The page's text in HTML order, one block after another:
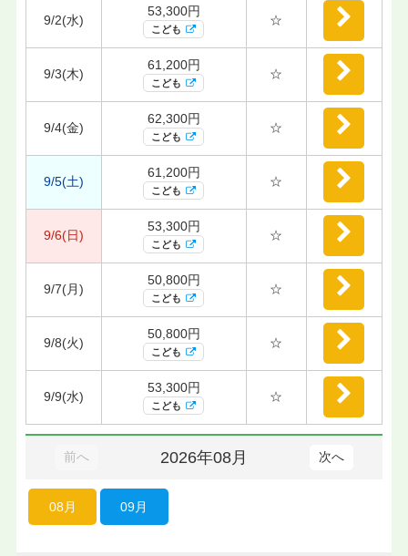
9/2(水)
53,300円
こども
☆
9/3(木)
61,200円
こども
☆
9/4(金)
62,300円
こども
☆
9/5(土)
61,200円
こども
☆
9/6(日)
53,300円
こども
☆
9/7(月)
50,800円
こども
☆
9/8(火)
50,800円
こども
☆
9/9(水)
53,300円
こども
☆
前へ 2026年08月 次へ
08月 09月